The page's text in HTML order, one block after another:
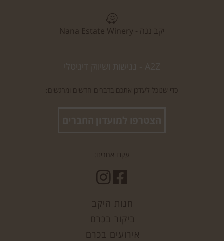
יקב ננה - Nana Estate Winery
כדי שנוכל לעדכן אתכם בדברים חדשים ומרגשים:
עקבו אחרינו:
חנות היקב
ביקור בכרם
אירועים בכרם